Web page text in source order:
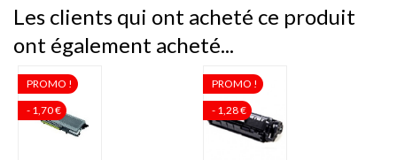
Les clients qui ont acheté ce produit
ont également acheté...
PROMO !
- 1,70 €
PROMO !
- 1,28 €